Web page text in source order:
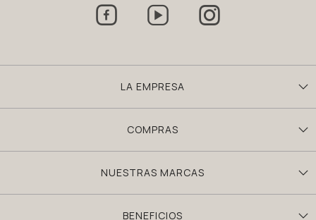
LA EMPRESA
COMPRAS
NUESTRAS MARCAS
BENEFICIOS
  